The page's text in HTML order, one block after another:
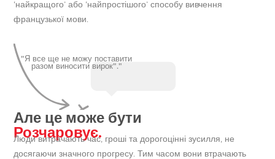
‘найкращого’ або ‘найпростішого’ способу вивчення
французької мови.
"Я все ще не можу поставити
разом виносити вирок"."
Але це може бути
Розчаровує.
Люди витрачають час, гроші та дорогоцінні зусилля, не
досягаючи значного прогресу. Тим часом вони втрачають